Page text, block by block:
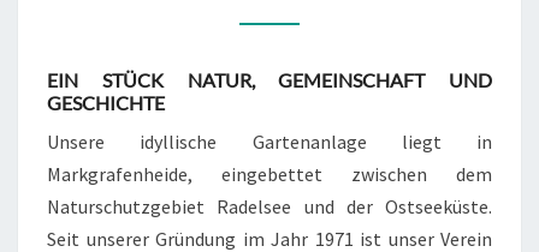
DES
EIN STÜCK NATUR, GEMEINSCHAFT UND
GESCHICHTE
Unsere idyllische Gartenanlage liegt in
Markgrafenheide, eingebettet zwischen dem
Naturschutzgebiet Radelsee und der Ostseeküste.
Seit unserer Gründung im Jahr 1971 ist unser Verein